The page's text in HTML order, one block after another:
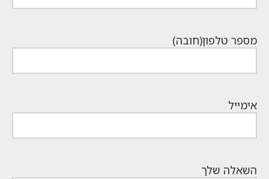
מספר טלפון(חובה)
אימייל
השאלה שלך